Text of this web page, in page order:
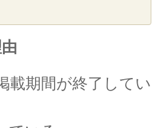
載期間が終了してい